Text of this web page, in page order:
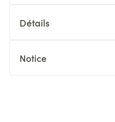
Détails
Notice